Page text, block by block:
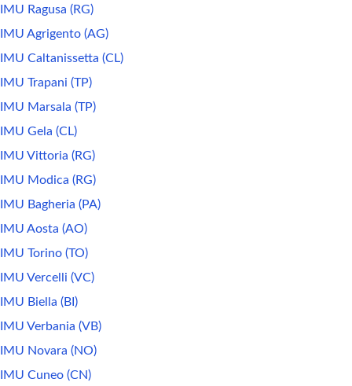
IMU Ragusa (RG)
IMU Agrigento (AG)
IMU Caltanissetta (CL)
IMU Trapani (TP)
IMU Marsala (TP)
IMU Gela (CL)
IMU Vittoria (RG)
IMU Modica (RG)
IMU Bagheria (PA)
IMU Aosta (AO)
IMU Torino (TO)
IMU Vercelli (VC)
IMU Biella (BI)
IMU Verbania (VB)
IMU Novara (NO)
IMU Cuneo (CN)